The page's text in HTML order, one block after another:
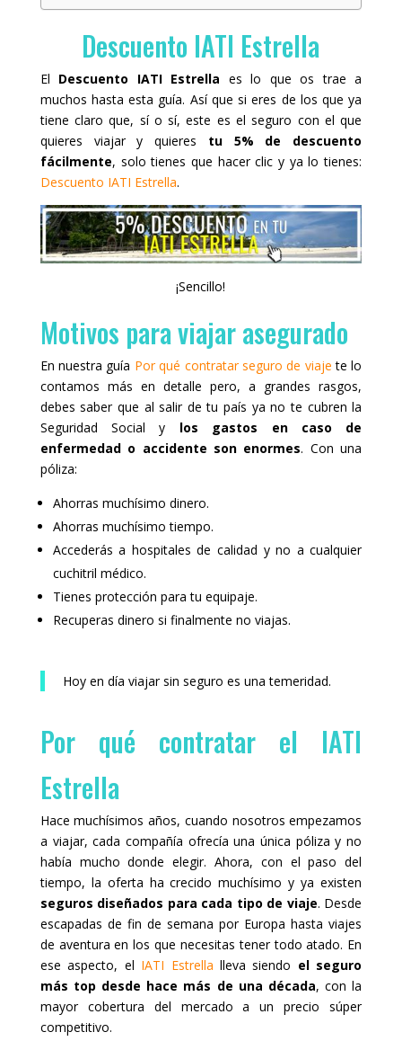
Descuento IATI Estrella
El Descuento IATI Estrella es lo que os trae a
muchos hasta esta guía. Así que si eres de los que ya
tiene claro que, sí o sí, este es el seguro con el que
quieres viajar y quieres tu 5% de descuento
fácilmente, solo tienes que hacer clic y ya lo tienes:
Descuento IATI Estrella.
¡Sencillo!
Motivos para viajar asegurado
En nuestra guía Por qué contratar seguro de viaje te lo
contamos más en detalle pero, a grandes rasgos,
debes saber que al salir de tu país ya no te cubren la
Seguridad Social y los gastos en caso de
enfermedad o accidente son enormes. Con una
póliza:
Ahorras muchísimo dinero.
Ahorras muchísimo tiempo.
Accederás a hospitales de calidad y no a cualquier
cuchitril médico.
Tienes protección para tu equipaje.
Recuperas dinero si finalmente no viajas.
Hoy en día viajar sin seguro es una temeridad.
Por qué contratar el IATI
Estrella
Hace muchísimos años, cuando nosotros empezamos
a viajar, cada compañía ofrecía una única póliza y no
había mucho donde elegir. Ahora, con el paso del
tiempo, la oferta ha crecido muchísimo y ya existen
seguros diseñados para cada tipo de viaje. Desde
escapadas de fin de semana por Europa hasta viajes
de aventura en los que necesitas tener todo atado. En
ese aspecto, el IATI Estrella lleva siendo el seguro
más top desde hace más de una década, con la
mayor cobertura del mercado a un precio súper
competitivo.